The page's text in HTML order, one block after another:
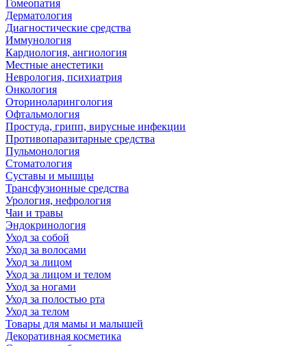
Гомеопатия
Дерматология
Диагностические средства
Иммунология
Кардиология, ангиология
Местные анестетики
Неврология, психиатрия
Онкология
Оториноларингология
Офтальмология
Простуда, грипп, вирусные инфекции
Противопаразитарные средства
Пульмонология
Стоматология
Суставы и мышцы
Трансфузионные средства
Урология, нефрология
Чаи и травы
Эндокринология
Уход за собой
Уход за волосами
Уход за лицом
Уход за лицом и телом
Уход за ногами
Уход за полостью рта
Уход за телом
Товары для мамы и малышей
Декоративная косметика